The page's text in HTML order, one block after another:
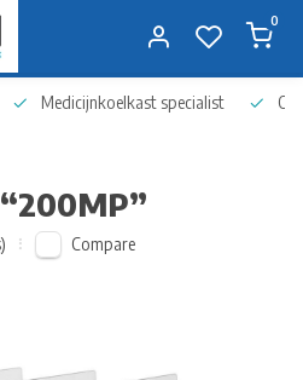
0
Medicijnkoelkast specialist Op
Compare